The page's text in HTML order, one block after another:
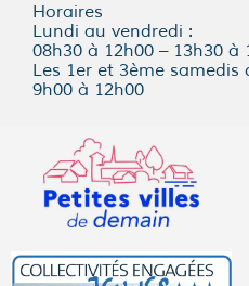
Horaires
Lundi au vendredi :
08h30 à 12h00 – 13h30 à
Les 1er et 3ème samedis
9h00 à 12h00